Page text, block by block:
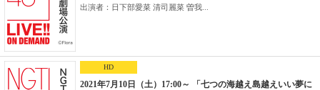
出演者：日下部愛菜 清司麗菜 曽我...
HD
2021年7月10日（土）17:00～ 「七つの海越え島越えいい夢に